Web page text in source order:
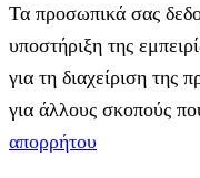
Τα προσωπικά σας
υποστήριξη της
για τη διαχείριση της
για άλλους σκοπούς
απορρήτου